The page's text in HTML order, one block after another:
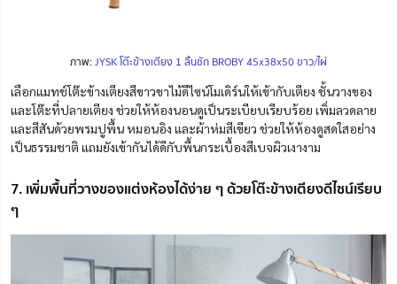
ภาพ:JYSK โต๊ะข้างเตียง 1 ลิ้นชัก BROBY 45x38x50 ขาว/ไผ่
เลือกแมทช์โต๊ะข้างเตียงสีขาวขาไม้ดีไซน์โมเดิร์นให้เข้ากับเตียง ชั้นวางของ
และโต๊ะที่ปลายเตียง ช่วยให้ห้องนอนดูเป็นระเบียบเรียบร้อย เพิ่มลวดลาย
และสีสันด้วยพรมปูพื้น หมอนอิง และผ้าห่มสีเขียว ช่วยให้ห้องดูสดใสอย่าง
เป็นธรรมชาติ แถมยังเข้ากันได้ดีกับพื้นกระเบื้องสีเบจผิวเงางาม
7. เพิ่มพื้นที่วางของแต่งห้องได้ง่าย ๆ ด้วยโต๊ะข้างเตียงดีไซน์เรียบ
ๆ